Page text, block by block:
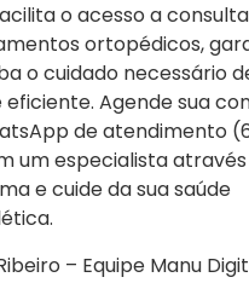
o acesso a
ortopédicos,
o cuidado necessário
Agende sua
de atendimento
um especialista
e cuide da sua saúde
– Equipe Manu